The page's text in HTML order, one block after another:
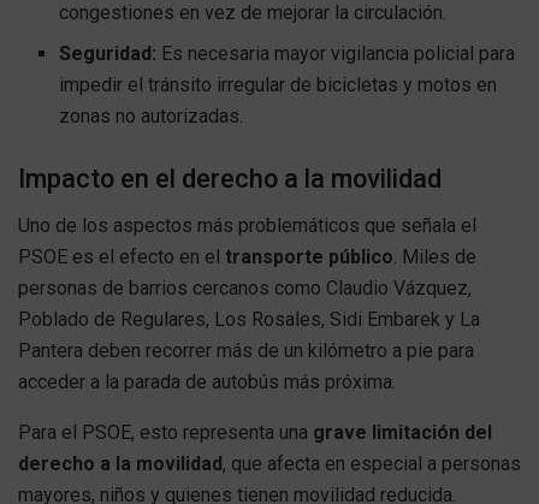
congestiones en vez de mejorar la circulación.
Seguridad: Es necesaria mayor vigilancia policial para
impedir el tránsito irregular de bicicletas y motos en
zonas no autorizadas.
Impacto en el derecho a la movilidad
Uno de los aspectos más problemáticos que señala el
PSOE es el efecto en el transporte público . Miles de
personas de barrios cercanos como Claudio Vázquez,
Poblado de Regulares, Los Rosales, Sidi Embarek y La
Pantera deben recorrer más de un kilómetro a pie para
acceder a la parada de autobús más próxima.
Para el PSOE, esto representa una grave limitación del
derecho a la movilidad, que afecta en especial a personas
mayores, niños y quienes tienen movilidad reducida.